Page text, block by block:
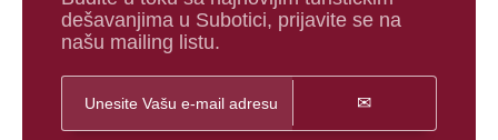
dešavanjima u Subotici, prijavite se na
našu mailing listu.